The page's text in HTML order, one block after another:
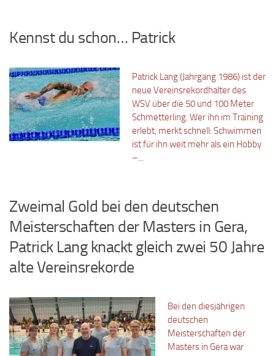
Kennst du schon… Patrick
Patrick Lang (Jahrgang 1986) ist der
neue Vereinsrekordhalter des
WSV über die 50 und 100 Meter
Schmetterling. Wer ihn im Training
erlebt, merkt schnell: Schwimmen
ist für ihn weit mehr als ein Hobby
–...
Zweimal Gold bei den deutschen
Meisterschaften der Masters in Gera,
Patrick Lang knackt gleich zwei 50 Jahre
alte Vereinsrekorde
Bei den diesjährigen
deutschen
Meisterschaften der
Masters in Gera war